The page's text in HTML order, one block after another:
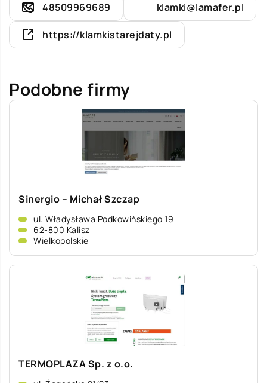
48509969689 klamki@lamafer.pl
https://klamkistarejdaty.pl
Podobne firmy
Sinergio – Michał Szczap
ul. Władysława Podkowińskiego 19
62-800 Kalisz
Wielkopolskie
TERMOPLAZA Sp. z o.o.